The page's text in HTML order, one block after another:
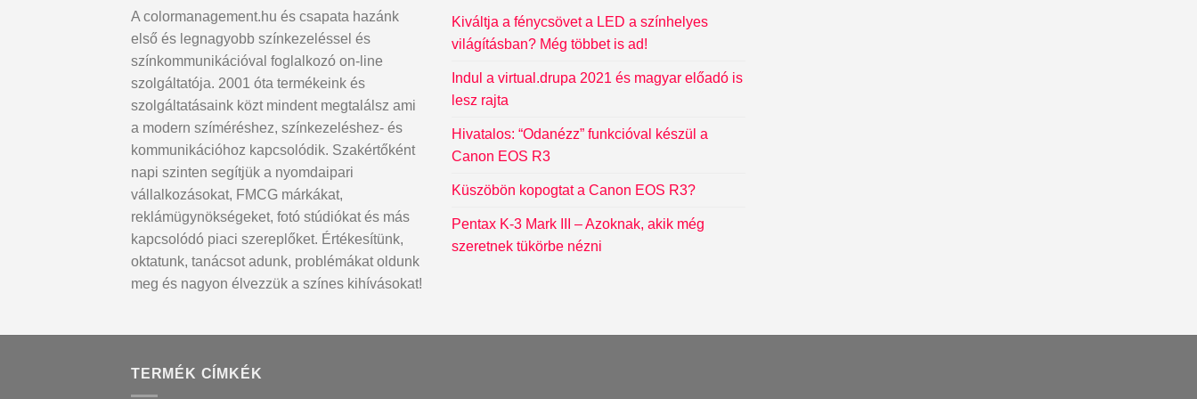
A colormanagement.hu és csapata hazánk
első és legnagyobb színkezeléssel és
színkommunikációval foglalkozó on-line
szolgáltatója. 2001 óta termékeink és
szolgáltatásaink közt mindent megtalálsz ami
a modern szíméréshez, színkezeléshez- és
kommunikációhoz kapcsolódik. Szakértőként
napi szinten segítjük a nyomdaipari
vállalkozásokat, FMCG márkákat,
reklámügynökségeket, fotó stúdiókat és más
kapcsolódó piaci szereplőket. Értékesítünk,
oktatunk, tanácsot adunk, problémákat oldunk
meg és nagyon élvezzük a színes kihívásokat!
Kiváltja a fénycsövet a LED a színhelyes
világításban? Még többet is ad!
Indul a virtual.drupa 2021 és magyar előadó is
lesz rajta
Hivatalos: “Odanézz” funkcióval készül a
Canon EOS R3
Küszöbön kopogtat a Canon EOS R3?
Pentax K-3 Mark III – Azoknak, akik még
szeretnek tükörbe nézni
TERMÉK CÍMKÉK